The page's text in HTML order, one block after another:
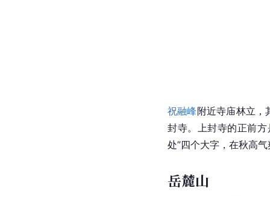
祝融峰附近寺庙林立，
封寺。 上封寺的正前
处”四个大字，在秋高
岳麓山